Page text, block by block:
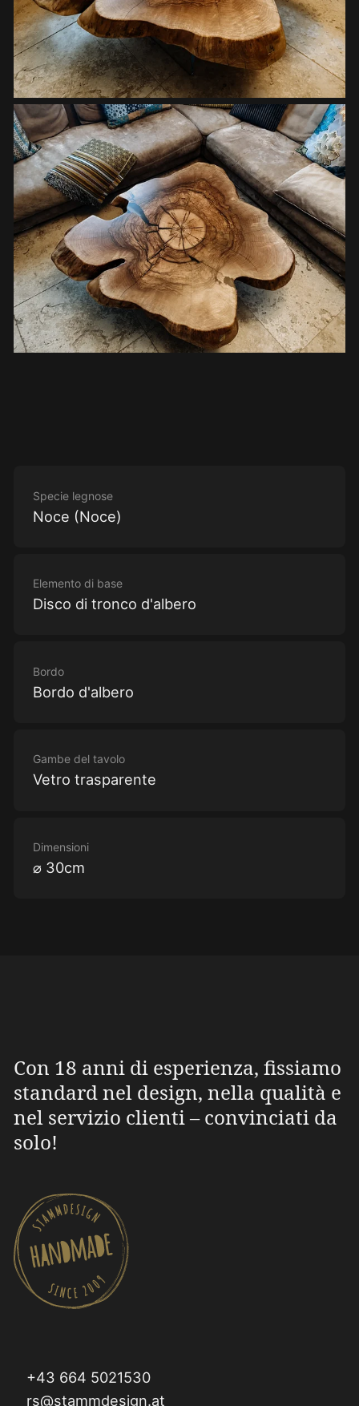
Specie legnose
Noce (Noce)
Elemento di base
Disco di tronco d'albero
Bordo
Bordo d'albero
Gambe del tavolo
Vetro trasparente
Dimensioni
⌀ 30cm
Con 18 anni di esperienza, fissiamo
standard nel design, nella qualità e
nel servizio clienti – convinciati da
solo!
+43 664 5021530
rs@stammdesign.at